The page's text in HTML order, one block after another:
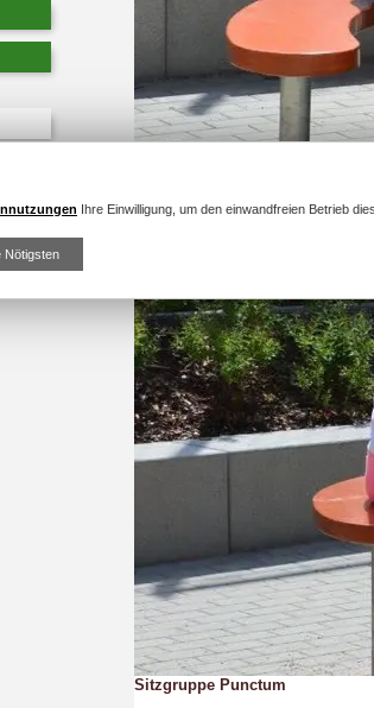
Sitzgruppe Punctum
Ihre Einwilligung, um den einwandfreien Betrieb
Nötigsten